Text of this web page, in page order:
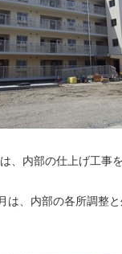
内部の仕上げ工事
各所調整と外構